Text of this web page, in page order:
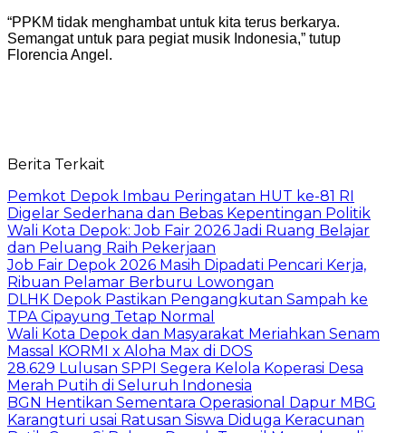
“PPKM tidak menghambat untuk kita terus berkarya.
Semangat untuk para pegiat musik Indonesia,” tutup
Florencia Angel.
Berita Terkait
Pemkot Depok Imbau Peringatan HUT ke-81 RI
Digelar Sederhana dan Bebas Kepentingan Politik
Wali Kota Depok: Job Fair 2026 Jadi Ruang Belajar
dan Peluang Raih Pekerjaan
Job Fair Depok 2026 Masih Dipadati Pencari Kerja,
Ribuan Pelamar Berburu Lowongan
DLHK Depok Pastikan Pengangkutan Sampah ke
TPA Cipayung Tetap Normal
Wali Kota Depok dan Masyarakat Meriahkan Senam
Massal KORMI x Aloha Max di DOS
28.629 Lulusan SPPI Segera Kelola Koperasi Desa
Merah Putih di Seluruh Indonesia
BGN Hentikan Sementara Operasional Dapur MBG
Karangturi usai Ratusan Siswa Diduga Keracunan